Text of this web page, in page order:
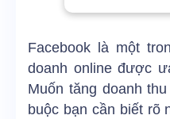
Facebook là một
doanh online được
Muốn tăng doanh
buộc bạn cần biết rõ